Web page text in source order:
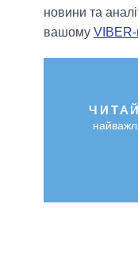
новини та
вашому